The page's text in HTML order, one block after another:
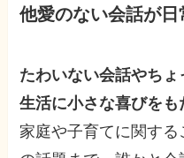
他愛のない会話が
たわいない会話やちょ
生活に小さな喜びをも
家庭や子育てに関す